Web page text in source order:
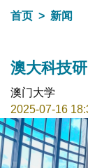
首页
新闻
澳大科技
澳门大学
2025-07-16